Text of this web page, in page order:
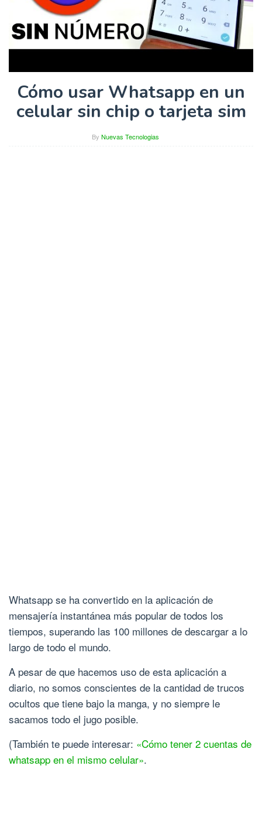
Cómo usar Whatsapp en un
celular sin chip o tarjeta sim
By Nuevas Tecnologias
Whatsapp se ha convertido en la aplicación de
mensajería instantánea más popular de todos los
tiempos, superando las 100 millones de descargar a lo
largo de todo el mundo.
A pesar de que hacemos uso de esta aplicación a
diario, no somos conscientes de la cantidad de trucos
ocultos que tiene bajo la manga, y no siempre le
sacamos todo el jugo posible.
(También te puede interesar: «Cómo tener 2 cuentas de
whatsapp en el mismo celular».